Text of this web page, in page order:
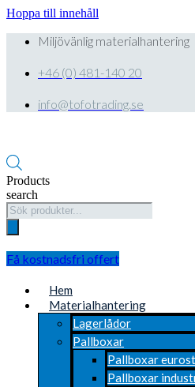
Hoppa till innehåll
Miljövänlig materialhantering
+46 (0) 481-140 20
info@tofotrading.se
Products
search
Få kostnadsfri offert
Hem
Materialhantering
Lagerlådor
Pallboxar
Pallboxar
Pallboxar